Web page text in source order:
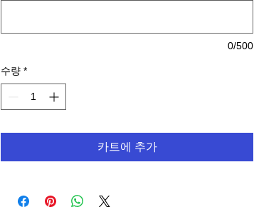
0/500
수량 *
카트에 추가